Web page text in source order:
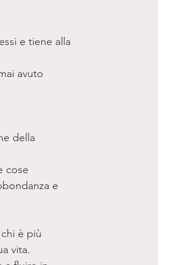
e tiene alla
avuto
della
cose
e
è più
vita.